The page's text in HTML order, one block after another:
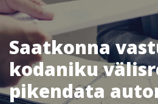
Saatkonna
kodaniku
pikendata